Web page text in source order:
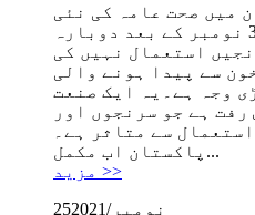
میں صحت عامہ کی نئی
آخری تاریخ ہے۔30 نومبر کے بعد دوبارہ
استعمال نہیں کی
سے پیدا ہونے والی
وجہ ہے۔یہ ایک صنعت
رفت ہے جو سرنجوں اور
سے متاثر ہے۔
پاکستان اب مکمل...
مزید >>
25
2021/نومبر